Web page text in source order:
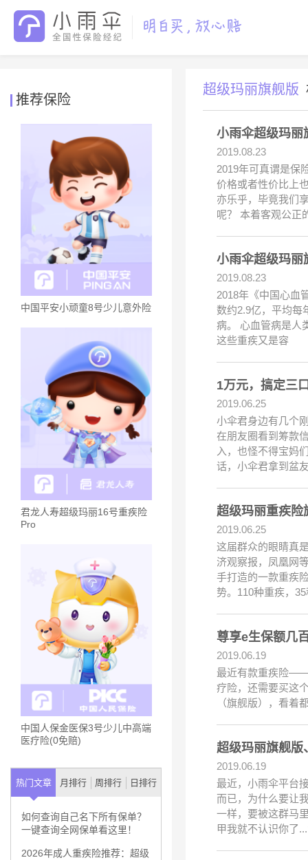
推荐保险
中国平安小顽童8号少儿意外险
君龙人寿超级玛丽16号重疾险
Pro
中国人保金医保3号少儿中高端
医疗险(0免赔)
热门文章 月排行 周排行 日排行
如何查询自己名下所有保单？
一键查询全网保单看这里！
2026年成人重疾险推荐：超级
超级玛丽旗舰版
小雨伞超级玛丽
2019.08.23
2019年可真谓是保
价格或者性价比上
亦乐乎，毕竟我们
呢？ 本着客观公正
小雨伞超级玛丽
2019.08.23
2018年《中国心血
数约2.9亿，平均每
病。 心血管病是人
这些重疾又是容
1万元，搞定三
2019.06.25
小伞君身边有几个
在朋友圈看到筹款
入，也怪不得宝妈
话，小伞君拿到盆
超级玛丽重疾险
2019.06.25
这届群众的眼睛真
济观察报，凤凰网
手打造的一款重疾
势。110种重疾，
尊享e生保额几
2019.06.19
最近有款重疾险——
疗险，还需要买这
（旗舰版），看着
超级玛丽旗舰版
2019.06.19
最近，小雨伞平台
而已，为什么要让
一样，要被这群马
甲我就不认识你了